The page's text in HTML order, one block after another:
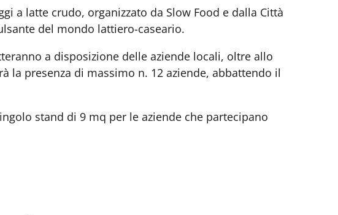
a latte crudo, organizzato da Slow Food e dalla Città
del mondo lattiero-caseario.
a disposizione delle aziende locali, oltre allo
presenza di massimo n. 12 aziende, abbattendo il
stand di 9 mq per le aziende che partecipano